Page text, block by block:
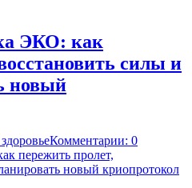
ЭКО: как
силы и
новый
Комментарии: 0